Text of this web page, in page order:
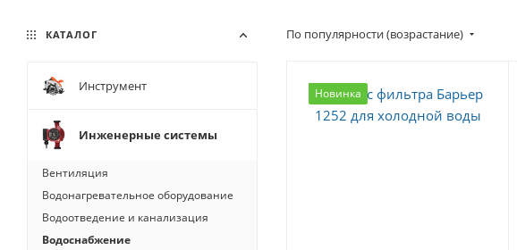
По популярности (возрастание)
Новинка
КАТАЛОГ
Инструмент
Инженерные системы
Вентиляция
Водонагревательное оборудование
Водоотведение и канализация
Водоснабжение